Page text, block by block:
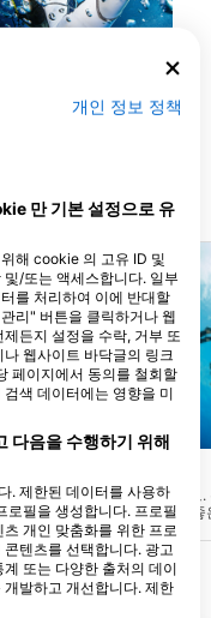
Freedive Education,
Freedive Specialists
10, 2182 PH
Aqualung
아름다운 다이빙 포인트
라 다이빙하기에 아주
오는 길에 공기가 덜 남
입구로 다시 다이빙을 하
개인 정보 정책
만 기본 설정으로 유
해 cookie 의 고유 ID 및
/또는 액세스합니다. 일부
를 처리하여 이에 반대할
리" 버튼을 클릭하거나 웹
든지 설정을 수락, 거부 또
웹사이트 바닥글의 링크
페이지에서 동의를 철회할
색 데이터에는 영향을 미
다음을 수행하기 위해
. 제한된 데이터를 사용하
로필을 생성합니다. 프로필
개인 맞춤화를 위한 프로
텐츠를 선택합니다. 광고
또는 다양한 출처의 데이
발하고 개선합니다. 제한